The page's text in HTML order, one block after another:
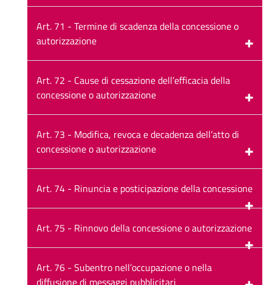
Art. 71 - Termine di scadenza della concessione o
autorizzazione
Art. 72 - Cause di cessazione dell’efficacia della
concessione o autorizzazione
Art. 73 - Modifica, revoca e decadenza dell’atto di
concessione o autorizzazione
Art. 74 - Rinuncia e posticipazione della concessione
Art. 75 - Rinnovo della concessione o autorizzazione
Art. 76 - Subentro nell’occupazione o nella
diffusione di messaggi pubblicitari